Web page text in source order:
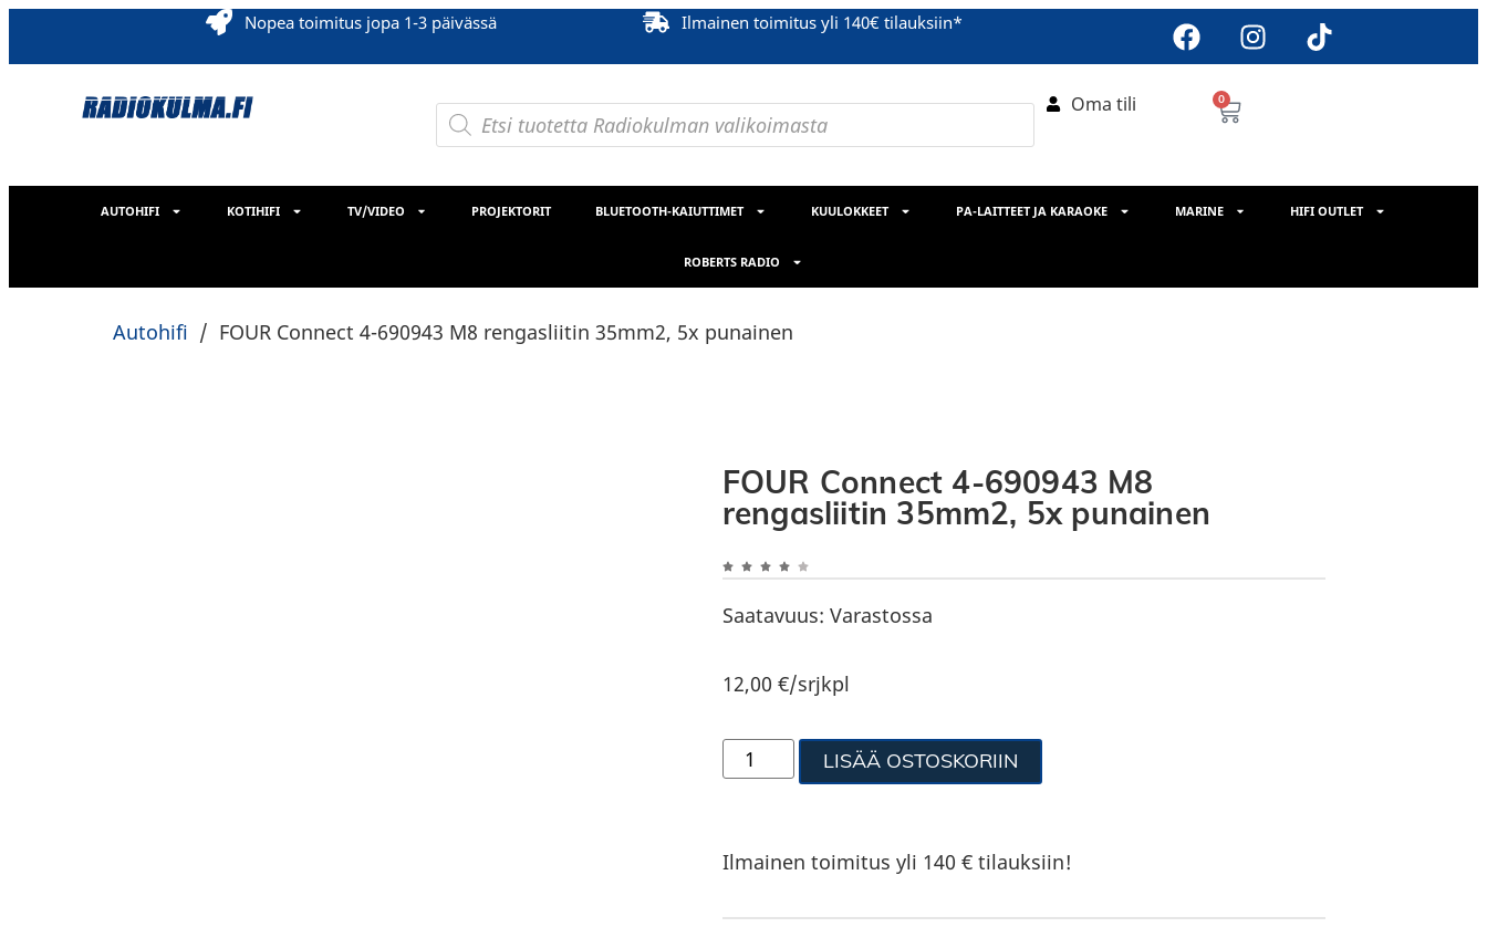
Nopea toimitus jopa 1-3 päivässä Ilmainen toimitus yli 140€ tilauksiin*
Oma tili 0
AUTOHIFI KOTIHIFI TV/VIDEO PROJEKTORIT BLUETOOTH-KAIUTTIMET KUULOKKEET PA-LAITTEET JA KARAOKE MARINE HIFI OUTLET
ROBERTS RADIO
Autohifi / FOUR Connect 4-690943 M8 rengasliitin 35mm2, 5x punainen
FOUR Connect 4-690943 M8
rengasliitin 35mm2, 5x punainen
Saatavuus: Varastossa
12,00 €/srjkpl
LISÄÄ OSTOSKORIIN
Ilmainen toimitus yli 140 € tilauksiin!